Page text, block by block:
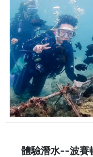
體驗潛水--波賽